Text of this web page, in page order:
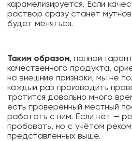
карамелизируется. Если
раствор сразу станет
будет меняться.
Таким образом, полной
качественного продукта,
на внешние признаки, мы не
каждый раз производить
тратится довольно много
есть проверенный местный
работать с ним. Если нет —
пробовать, но с учётом
представленных выше.